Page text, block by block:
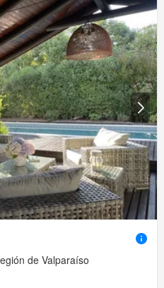
de Valparaíso